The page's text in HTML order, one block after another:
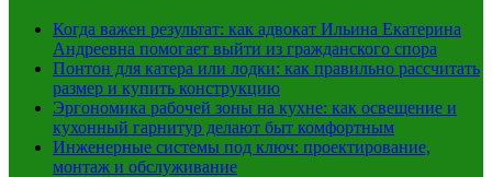
Когда важен результат: как адвокат Ильина Екатерина
Андреевна помогает выйти из гражданского спора
Понтон для катера или лодки: как правильно рассчитать
размер и купить конструкцию
Эргономика рабочей зоны на кухне: как освещение и
кухонный гарнитур делают быт комфортным
Инженерные системы под ключ: проектирование,
монтаж и обслуживание